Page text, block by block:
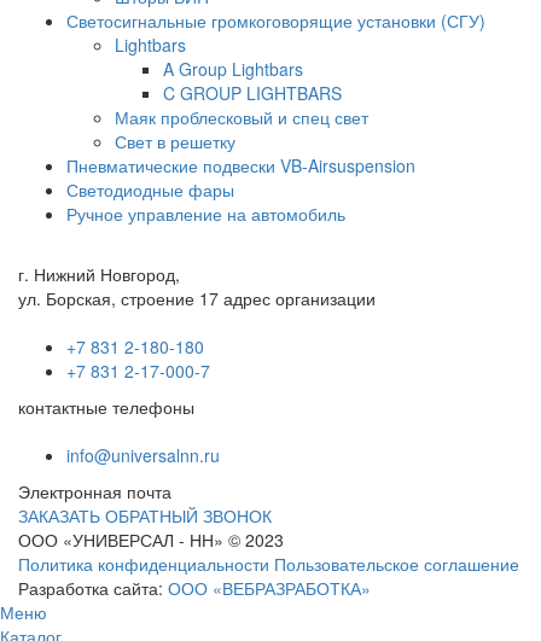
Светосигнальные громкоговорящие установки (СГУ)
Lightbars
A Group Lightbars
C GROUP LIGHTBARS
Маяк проблесковый и спец свет
Свет в решетку
Пневматические подвески VB-Airsuspension
Светодиодные фары
Ручное управление на автомобиль
г. Нижний Новгород,
ул. Борская, строение 17 адрес организации
+7 831 2-180-180
+7 831 2-17-000-7
контактные телефоны
info@universalnn.ru
Электронная почта
ЗАКАЗАТЬ ОБРАТНЫЙ ЗВОНОК
ООО «УНИВЕРСАЛ - НН» © 2023
Политика конфиденциальности Пользовательское соглашение
Разработка сайта: ООО «ВЕБРАЗРАБОТКА»
Меню
Каталог